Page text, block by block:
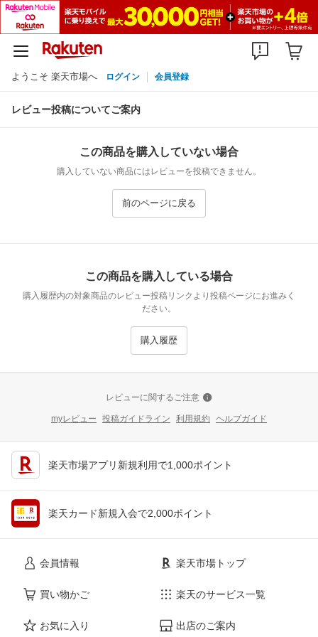
ようこそ 楽天市場へ ログイン 会員登録
レビュー投稿についてご案内
この商品を購入していない場合
購入していない商品にはレビューを投稿できません。
前のページに戻る
この商品を購入している場合
購入履歴内の対象商品のレビュー投稿リンクより投稿ページにお進みく
ださい。
購入履歴
レビューに関するご注意
myレビュー 投稿ガイドライン 利用規約 ヘルプガイド
楽天市場アプリ新規利用で1,000ポイント
楽天カード新規入会で2,000ポイント
会員情報
買い物かご
お気に入り
楽天市場トップ
楽天のサービス一覧
出店のご案内